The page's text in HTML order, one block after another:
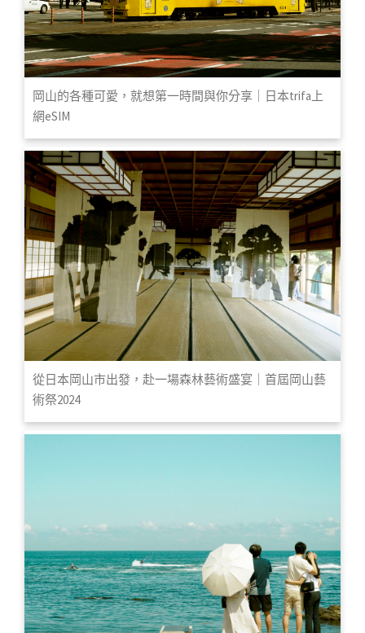
岡山的各種可愛，就想第一時間與你分享｜日本trifa上
網eSIM
從日本岡山市出發，赴一場森林藝術盛宴｜首屆岡山藝
術祭2024